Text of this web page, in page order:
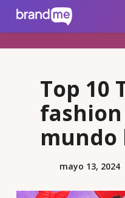
brandme.la
Top 10
mundo
mayo 13, 2024